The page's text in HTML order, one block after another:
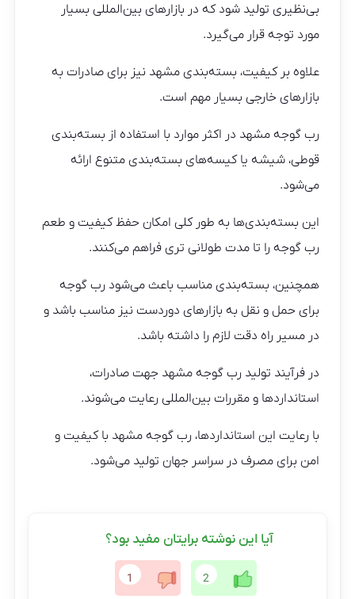
بی‌نظیری تولید شود که در بازارهای بین‌المللی بسیار
مورد توجه قرار می‌گیرد.
علاوه بر کیفیت، بسته‌بندی مشهد نیز برای صادرات به
بازارهای خارجی بسیار مهم است.
رب گوجه مشهد در اکثر موارد با استفاده از بسته‌بندی
قوطی، شیشه یا کیسه‌های بسته‌بندی متنوع ارائه
می‌شود.
این بسته‌بندی‌ها به طور کلی امکان حفظ کیفیت و طعم
رب گوجه را تا مدت طولانی تری فراهم می‌کنند.
همچنین، بسته‌بندی مناسب باعث می‌شود رب گوجه
برای حمل و نقل به بازارهای دوردست نیز مناسب باشد و
در مسیر راه دقت لازم را داشته باشد.
در فرآیند تولید رب گوجه مشهد جهت صادرات،
استانداردها و مقررات بین‌المللی رعایت می‌شوند.
با رعایت این استانداردها، رب گوجه مشهد با کیفیت و
امن برای مصرف در سراسر جهان تولید می‌شود.
آیا این نوشته برایتان مفید بود؟
2
1